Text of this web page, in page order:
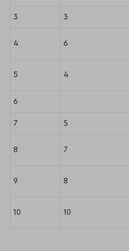
3 3
4 6
5 4
6
7 5
8 7
9 8
10 10